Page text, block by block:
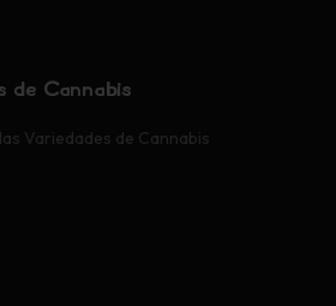
de Cannabis
Variedades de Cannabis